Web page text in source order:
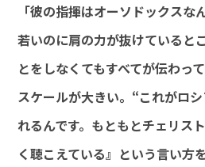
「彼の指揮はオーソドックスな
若いのに肩の力が抜けていると
とをしなくてもすべてが伝わっ
スケールが大きい。“これがロ
れるんです。もともとチェリス
く聴こえている』という言い方